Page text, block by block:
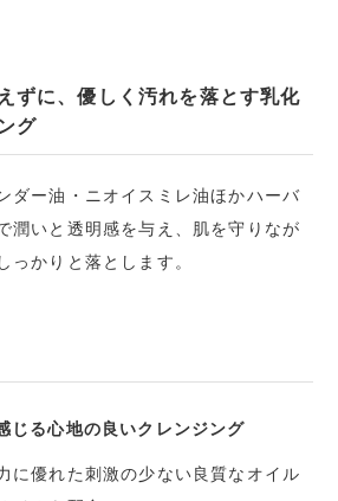
ずに、優しく汚れを落とす乳化
グ
ダー油・ニオイスミレ油ほかハーバ
潤いと透明感を与え、肌を守りなが
っかりと落とします。
じる心地の良いクレンジング
に優れた刺激の少ない良質なオイル